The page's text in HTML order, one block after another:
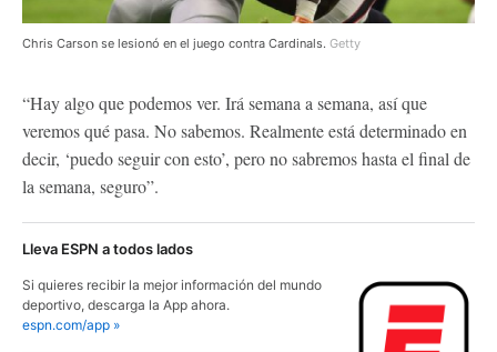
Chris Carson se lesionó en el juego contra Cardinals. Getty
“Hay algo que podemos ver. Irá semana a semana, así que
veremos qué pasa. No sabemos. Realmente está determinado en
decir, ‘puedo seguir con esto’, pero no sabremos hasta el final de
la semana, seguro”.
Lleva ESPN a todos lados
Si quieres recibir la mejor información del mundo
deportivo, descarga la App ahora.
espn.com/app »